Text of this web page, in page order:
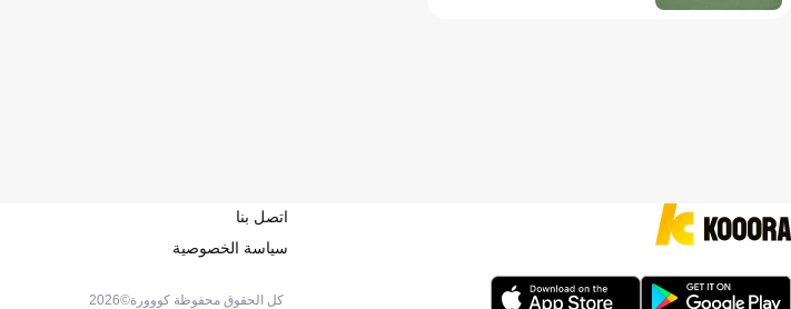
كل الحقوق محفوظة كووورة©2026
اتصل بنا
سياسة الخصوصية